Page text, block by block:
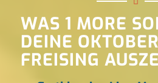
WAS 1 MORE
DEINE
FREISING